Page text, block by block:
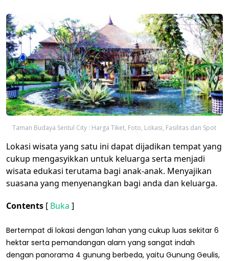
Taman Budaya Sentul City : Harga Tiket, Foto, Lokasi, Fasilitas dan Spot
Lokasi wisata yang satu ini dapat dijadikan tempat yang
cukup mengasyikkan untuk keluarga serta menjadi
wisata edukasi terutama bagi anak-anak. Menyajikan
suasana yang menyenangkan bagi anda dan keluarga.
Contents [ Buka ]
Bertempat di lokasi dengan lahan yang cukup luas sekitar 6
hektar serta pemandangan alam yang sangat indah
dengan panorama 4 gunung berbeda, yaitu Gunung Geulis,